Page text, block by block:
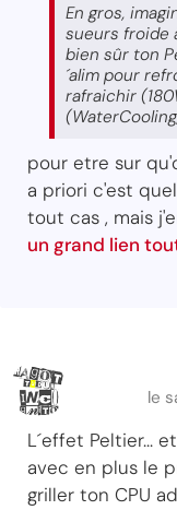
En gros,
sueurs froide
bien sûr ton
´alim pour
rafraichir
pour etre sur
a priori c'est
tout cas , mais
un grand lien
le
L´effet Peltier...
avec en plus le
griller ton CPU